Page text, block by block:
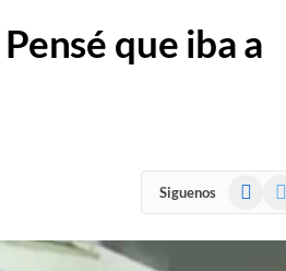
que iba a
Siguenos Facebook